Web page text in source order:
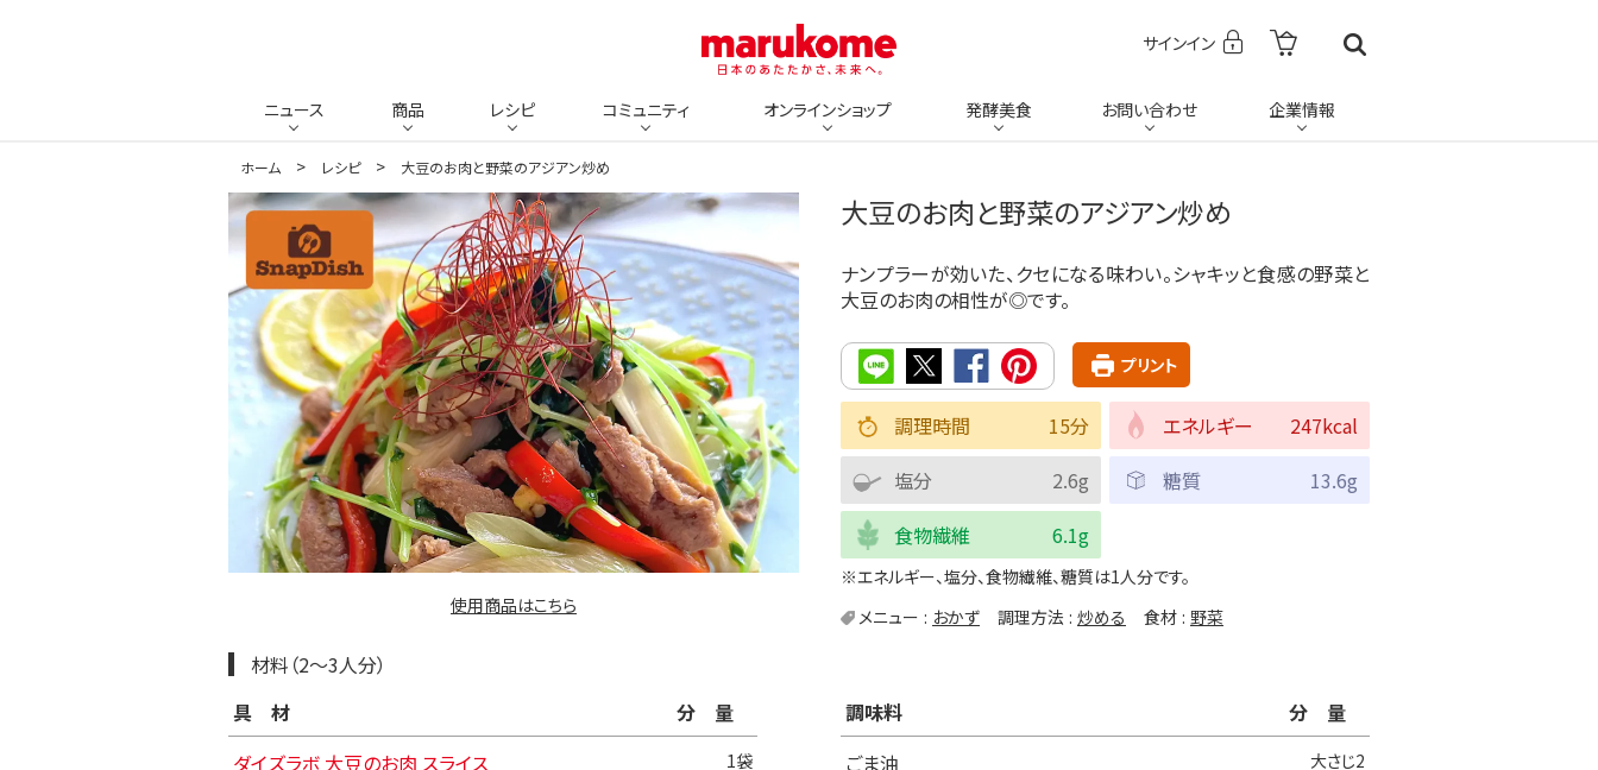
サインイン
ニュース 商品 レシピ コミュニティ オンラインショップ 発酵美食 お問い合わせ 企業情報
ホーム レシピ 大豆のお肉と野菜のアジアン炒め
使用商品はこちら
大豆のお肉と野菜のアジアン炒め
ナンプラーが効いた、クセになる味わい。シャキッと食感の野菜と
大豆のお肉の相性が◎です。
プリント
調理時間 15分 エネルギー
247kcal
塩分
2.6g 糖質
13.6g
食物繊維
6.1g
※エネルギー、塩分、食物繊維、糖質は1人分です。
メニュー
おかず 調理方法 炒める 食材 野菜
材料（2〜3人分）
具材
分量
ダイズラボ 大豆のお肉 スライス
1袋
調味料
分量
ごま油
大さじ2